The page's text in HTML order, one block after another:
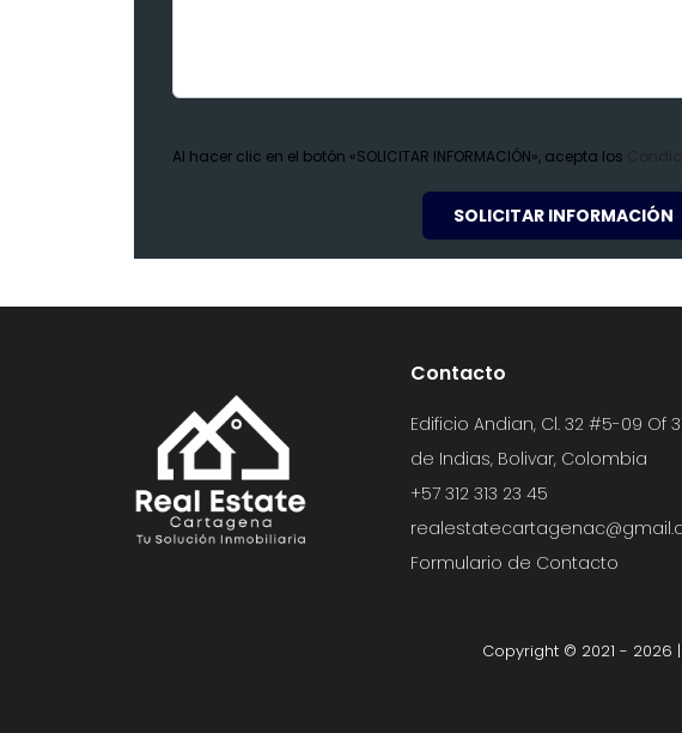
Al hacer clic en el botón «SOLICITAR INFORMACIÓN», acepta los
SOLICITAR INFORMACIÓN
Contacto
Edificio Andian, Cl. 32 #5-09 Of
de Indias, Bolivar, Colombia
+57 312 313 23 45
Formulario de Contacto
Copyright © 2021 - 2026